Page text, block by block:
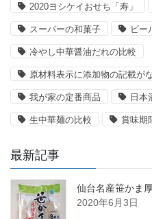
2020ヨシケイおせち「寿」
スーパーの和菓子 ビー
冷やし中華醤油だれの比較
原材料表示に添加物の記載が
我が家の定番商品 日本
生中華麺の比較 賞味期
最新記事
仙台名産笹かま
2020年6月3日